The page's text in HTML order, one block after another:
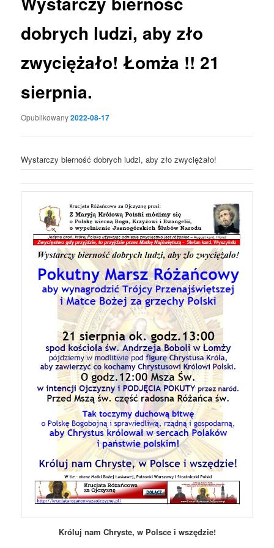
dobrych ludzi, aby zło
zwyciężało! Łomża !! 21
sierpnia.
Opublikowany2022-08-17
Wystarczy bierność dobrych ludzi, aby zło zwyciężało!
Króluj nam Chryste, w Polsce i wszędzie!